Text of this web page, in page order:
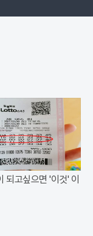
되고싶으면 '이것' 이